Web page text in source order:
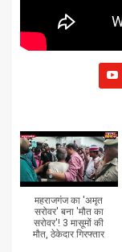
महराजगंज का 'अमृत
सरोवर' बना 'मौत का
सरोवर'! 3 मासूमों की
मौत, ठेकेदार गिरफ्तार